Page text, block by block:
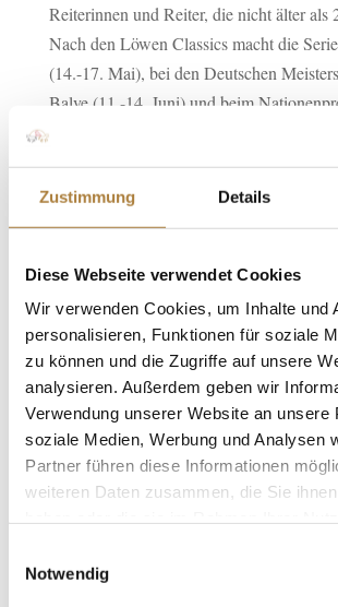
Zustimmung Details
Diese Webseite verwendet Cookies
Wir verwenden Cookies, um Inhalte und
personalisieren, Funktionen für soziale
zu können und die Zugriffe auf unsere
analysieren. Außerdem geben wir
Verwendung unserer Website an unsere
soziale Medien, Werbung und Analysen
Partner führen diese Informationen
weiteren Daten zusammen, die Sie
Notwendig
Reiterinnen und Reiter, die nicht älter als
Nach den Löwen Classics macht die
(14.-17. Mai), bei den Deutschen
Balve (11.-14. Juni) und beim
Mannheim (16.-19. Juli) Station. Das
August) ausgetragen.
jährige Angelique Rüsen der Konkurrenz
gewann die Hessin die erste
der Holsteinerin Chikkimikki siegte sie in
Prüfung, die über einen Drei-Sterne-S-
Die zweite Wertung entschied der 22-
Bormann aus Harsum mit dem
Cato für sich.